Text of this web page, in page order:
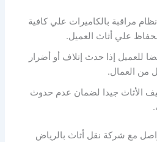
مراقبة بالكاميرات علي كافية
علي أثاث العميل.
للعميل إذا حدث إتلاف أو أضرار
من العمال.
الأثاث جيدا لضمان عدم حدوث
مع شركة نقل أثاث بالرياض